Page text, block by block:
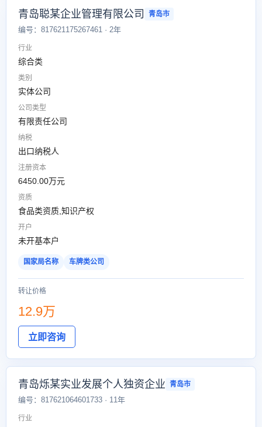
青岛聪某企业管理有限公司 青岛市
编号：817621175267461 · 2年
行业
综合类
类别
实体公司
公司类型
有限责任公司
纳税
出口纳税人
注册资本
6450.00万元
资质
食品类资质,知识产权
开户
未开基本户
国家局名称 车牌类公司
转让价格
12.9万
立即咨询
青岛烁某实业发展个人独资企业 青岛市
编号：817621064601733 · 11年
行业